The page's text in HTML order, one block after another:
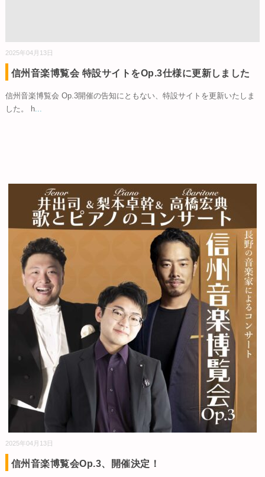
2025年04月13日
信州音楽博覧会 特設サイトをOp.3仕様に更新しました
信州音楽博覧会 Op.3開催の告知にともない、特設サイトを更新いたしま
した。 h...
2025年04月13日
信州音楽博覧会Op.3、開催決定！